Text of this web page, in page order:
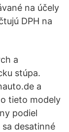
na účely
DPH na
a
stúpa.
a
tieto modely
podiel
desatinné